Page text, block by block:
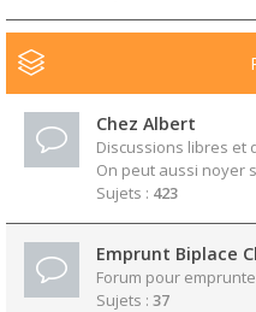
Chez Albert
Discussions libres et
On peut aussi noyer
Sujets : 423
Emprunt Biplace
Forum pour
Sujets : 37